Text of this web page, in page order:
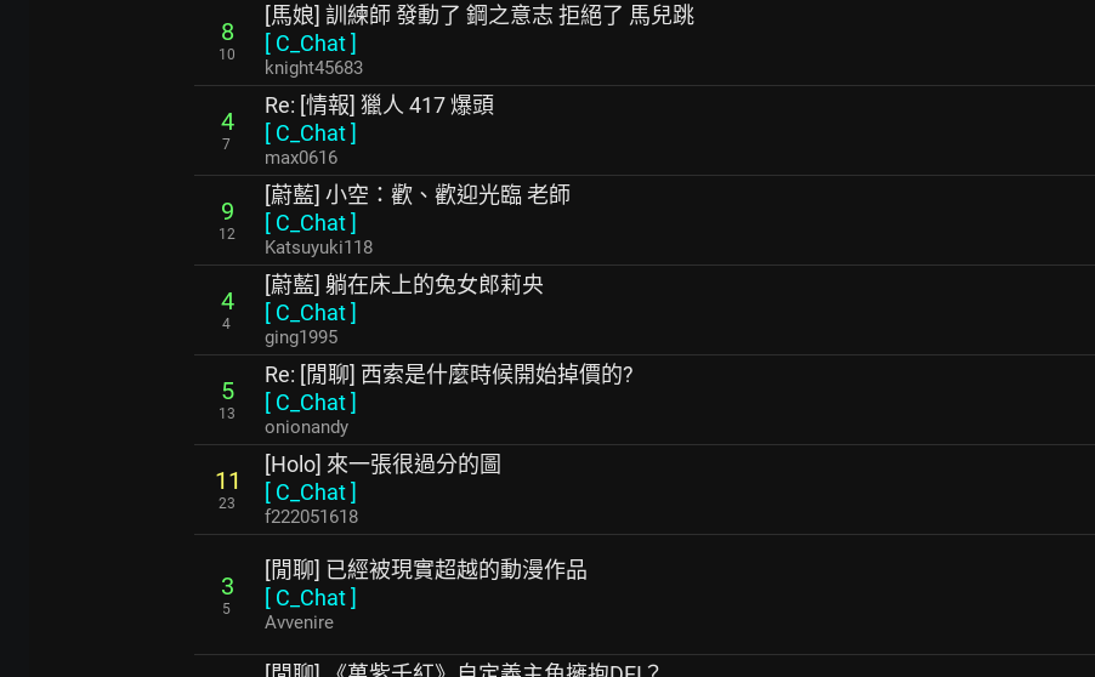
8
10
[馬娘] 訓練師 發動了 鋼之意志 拒絕了 馬兒跳
[ C_Chat]
knight45683
4
7
Re: [情報] 獵人 417 爆頭
[ C_Chat]
max0616
9
12
[蔚藍] 小空：歡、歡迎光臨 老師
[ C_Chat]
Katsuyuki118
4
4
[蔚藍] 躺在床上的兔女郎莉央
[ C_Chat]
ging1995
5
13
Re: [閒聊] 西索是什麼時候開始掉價的?
[ C_Chat]
onionandy
11
23
[Holo] 來一張很過分的圖
[ C_Chat]
f222051618
3
5
[閒聊] 已經被現實超越的動漫作品
[ C_Chat]
Avvenire